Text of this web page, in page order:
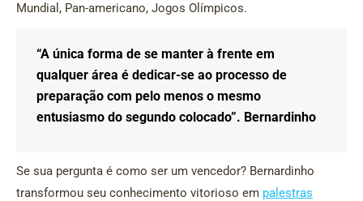
Mundial, Pan-americano, Jogos Olímpicos.
“A única forma de se manter à frente em
qualquer área é dedicar-se ao processo de
preparação com pelo menos o mesmo
entusiasmo do segundo colocado”. Bernardinho
Se sua pergunta é como ser um vencedor? Bernardinho
transformou seu conhecimento vitorioso em palestras